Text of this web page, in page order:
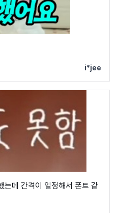
i*jee
는데 간격이 일정해서 폰트 같